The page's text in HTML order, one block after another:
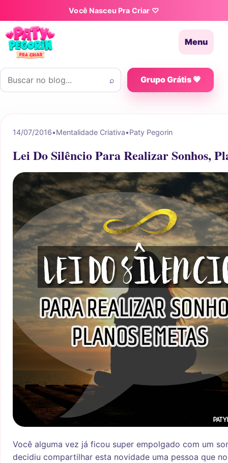
Pular para o conteúdoVocê Nasceu Pra Criar ♡
Menu
Buscar por:
⌕ Grupo Grátis 💗
14/07/2016•Mentalidade Criativa•Paty Pegorin
Lei Do Silêncio Para Realizar Sonhos,
Você alguma vez já ficou super empolgado com um
decidiu compartilhar esta novidade uma pessoa que